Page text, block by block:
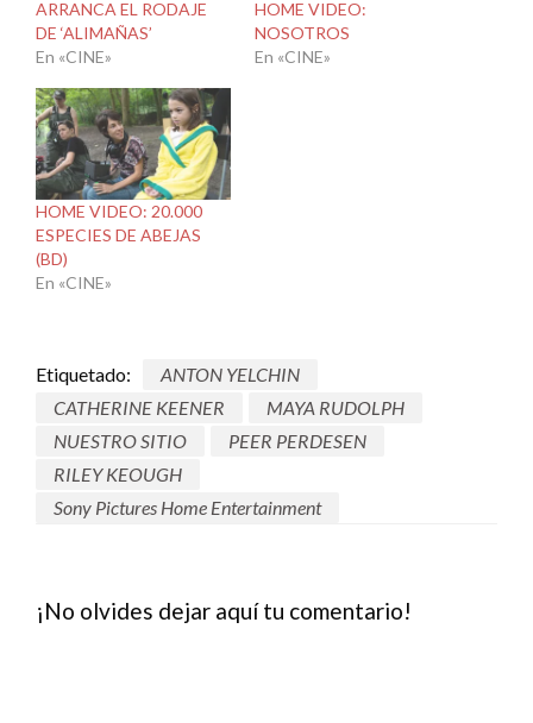
ARRANCA EL RODAJE
DE ‘ALIMAÑAS’
En «CINE»
HOME VIDEO:
NOSOTROS
En «CINE»
HOME VIDEO: 20.000
ESPECIES DE ABEJAS
(BD)
En «CINE»
Etiquetado:
ANTON YELCHIN
CATHERINE KEENER
MAYA RUDOLPH
NUESTRO SITIO
PEER PERDESEN
RILEY KEOUGH
Sony Pictures Home Entertainment
¡No olvides dejar aquí tu comentario!